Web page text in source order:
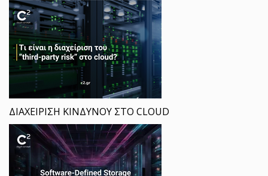
ΔΙΑΧΕΙΡΙΣΗ ΚΙΝΔΥΝΟΥ ΣΤΟ CLOUD